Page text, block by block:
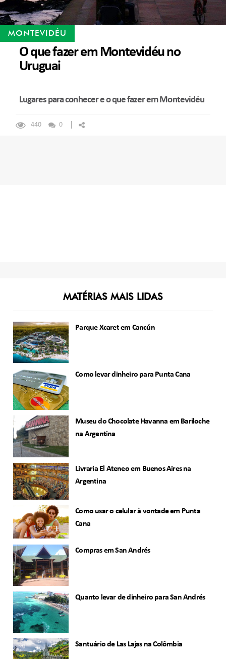
MONTEVIDÉU
O que fazer em Montevidéu no
Uruguai
Lugares para conhecer e o que fazer em Montevidéu
440 0
MATÉRIAS MAIS LIDAS
Parque Xcaret em Cancún
Como levar dinheiro para Punta Cana
Museu do Chocolate Havanna em Bariloche
na Argentina
Livraria El Ateneo em Buenos Aires na
Argentina
Como usar o celular à vontade em Punta
Cana
Compras em San Andrés
Quanto levar de dinheiro para San Andrés
Santuário de Las Lajas na Colômbia